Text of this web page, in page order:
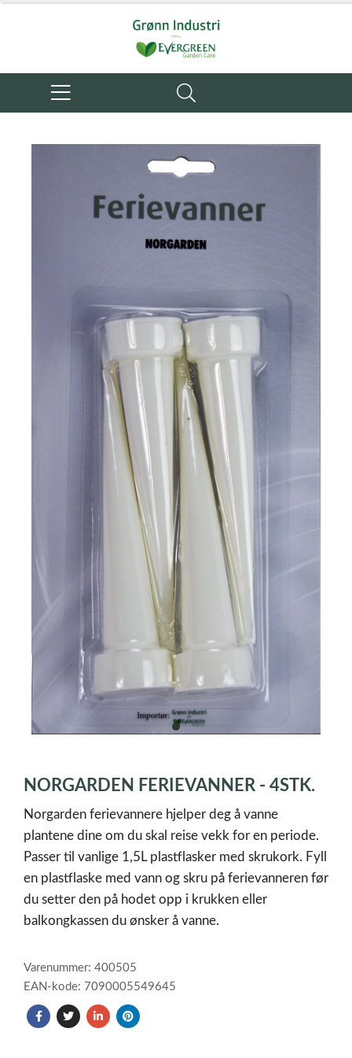
item
of
1
NORGARDEN FERIEVANNER - 4STK.
Norgarden ferievannere hjelper deg å vanne
plantene dine om du skal reise vekk for en periode.
Passer til vanlige 1,5L plastflasker med skrukork. Fyll
en plastflaske med vann og skru på ferievanneren før
du setter den på hodet opp i krukken eller
balkongkassen du ønsker å vanne.
Varenummer: 400505
EAN-kode: 7090005549645